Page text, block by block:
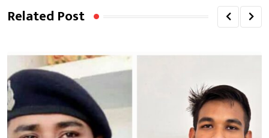
Related Post